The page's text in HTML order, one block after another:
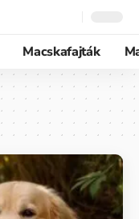
Macskafajták